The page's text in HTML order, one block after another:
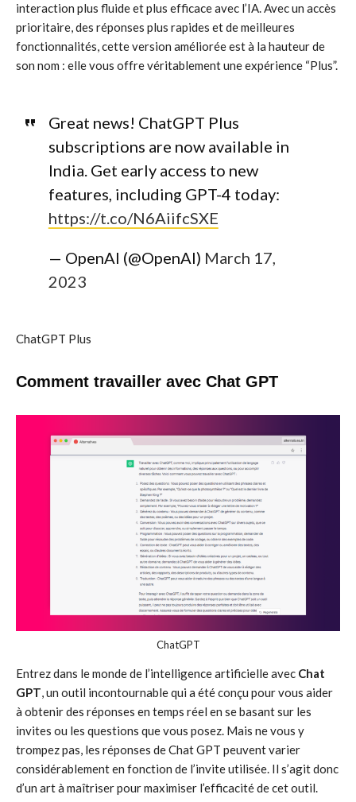
interaction plus fluide et plus efficace avec l’IA. Avec un accès
prioritaire, des réponses plus rapides et de meilleures
fonctionnalités, cette version améliorée est à la hauteur de
son nom : elle vous offre véritablement une expérience “Plus”.
Great news! ChatGPT Plus
subscriptions are now available in
India. Get early access to new
features, including GPT-4 today:
https://t.co/N6AiifcSXE
— OpenAI (@OpenAI) March 17,
2023
ChatGPT Plus
Comment travailler avec Chat GPT
ChatGPT
Entrez dans le monde de l’intelligence artificielle avec Chat
GPT, un outil incontournable qui a été conçu pour vous aider
à obtenir des réponses en temps réel en se basant sur les
invites ou les questions que vous posez. Mais ne vous y
trompez pas, les réponses de Chat GPT peuvent varier
considérablement en fonction de l’invite utilisée. Il s’agit donc
d’un art à maîtriser pour maximiser l’efficacité de cet outil.